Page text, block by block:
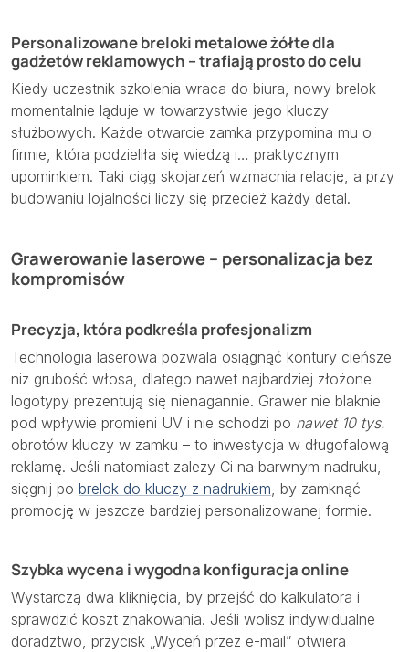
Personalizowane breloki metalowe żółte dla
gadżetów reklamowych – trafiają prosto do celu
Kiedy uczestnik szkolenia wraca do biura, nowy brelok
momentalnie ląduje w towarzystwie jego kluczy
służbowych. Każde otwarcie zamka przypomina mu o
firmie, która podzieliła się wiedzą i… praktycznym
upominkiem. Taki ciąg skojarzeń wzmacnia relację, a przy
budowaniu lojalności liczy się przecież każdy detal.
Grawerowanie laserowe – personalizacja bez
kompromisów
Precyzja, która podkreśla profesjonalizm
Technologia laserowa pozwala osiągnąć kontury cieńsze
niż grubość włosa, dlatego nawet najbardziej złożone
logotypy prezentują się nienagannie. Grawer nie blaknie
pod wpływie promieni UV i nie schodzi po nawet 10 tys.
obrotów kluczy w zamku – to inwestycja w długofalową
reklamę. Jeśli natomiast zależy Ci na barwnym nadruku,
sięgnij po brelok do kluczy z nadrukiem, by zamknąć
promocję w jeszcze bardziej personalizowanej formie.
Szybka wycena i wygodna konfiguracja online
Wystarczą dwa kliknięcia, by przejść do kalkulatora i
sprawdzić koszt znakowania. Jeśli wolisz indywidualne
doradztwo, przycisk „Wyceń przez e-mail” otwiera